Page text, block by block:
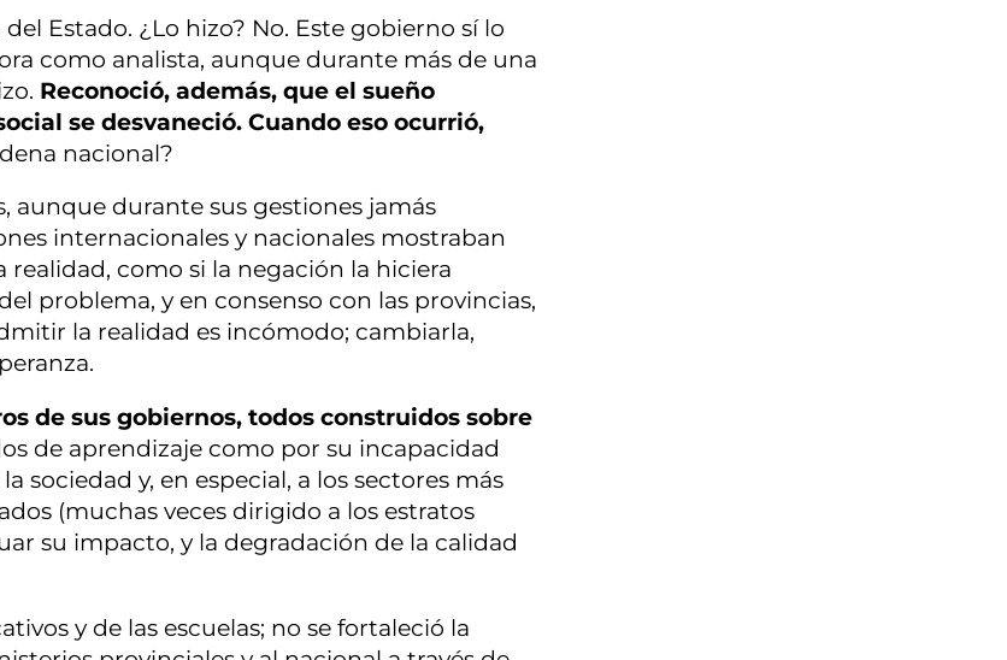
Estado. ¿Lo hizo? No. Este gobierno sí lo
como analista, aunque durante más de una
Reconoció, además, que el sueño
se desvaneció. Cuando eso ocurrió,
nacional?
aunque durante sus gestiones jamás
internacionales y nacionales mostraban
como si la negación la hiciera
problema, y en consenso con las provincias,
la realidad es incómodo; cambiarla,
de sus gobiernos, todos construidos sobre
de aprendizaje como por su incapacidad
y, en especial, a los sectores más
(muchas veces dirigido a los estratos
su impacto, y la degradación de la calidad
y de las escuelas; no se fortaleció la